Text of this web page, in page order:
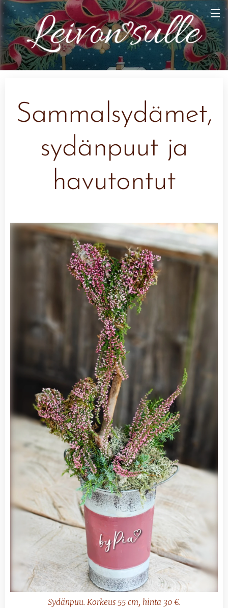
Sammalsydämet,
sydänpuut ja
havutontut
Sydänpuu. Korkeus 55 cm, hinta 30 €.